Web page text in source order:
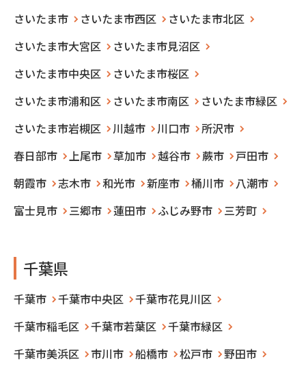
さいたま市 さいたま市西区
さいたま市北区
さいたま市大宮区
さいたま市見沼区
さいたま市中央区
さいたま市桜区
さいたま市浦和区
さいたま市南区
さいたま市緑区
さいたま市岩槻区
川越市 川口市
所沢市
春日部市
上尾市 草加市 越谷市 蕨市
戸田市
朝霞市
志木市 和光市 新座市 桶川市
八潮市
富士見市
三郷市 蓮田市 ふじみ野市 三芳町
千葉県
千葉市 千葉市中央区
千葉市花見川区
千葉市稲毛区
千葉市若葉区
千葉市緑区
千葉市美浜区
市川市 船橋市 松戸市
野田市